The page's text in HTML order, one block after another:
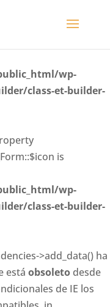
wp-
class-et-builder-
is
wp-
class-et-builder-
>add_data() ha
está obsoleto desde
de IE los